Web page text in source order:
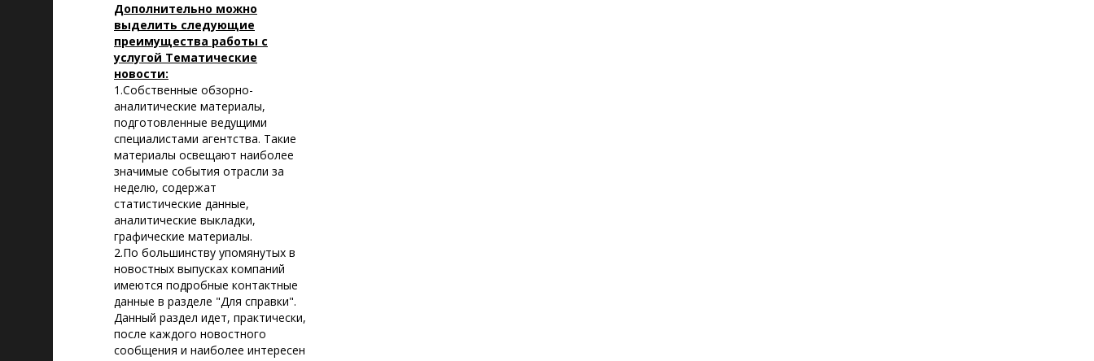
Дополнительно можно
выделить следующие
преимущества работы с
услугой Тематические
новости:
1.Собственные обзорно-
аналитические материалы,
подготовленные ведущими
специалистами агентства. Такие
материалы освещают наиболее
значимые события отрасли за
неделю, содержат
статистические данные,
аналитические выкладки,
графические материалы.
2.По большинству упомянутых в
новостных выпусках компаний
имеются подробные контактные
данные в разделе "Для справки".
Данный раздел идет, практически,
после каждого новостного
сообщения и наиболее интересен